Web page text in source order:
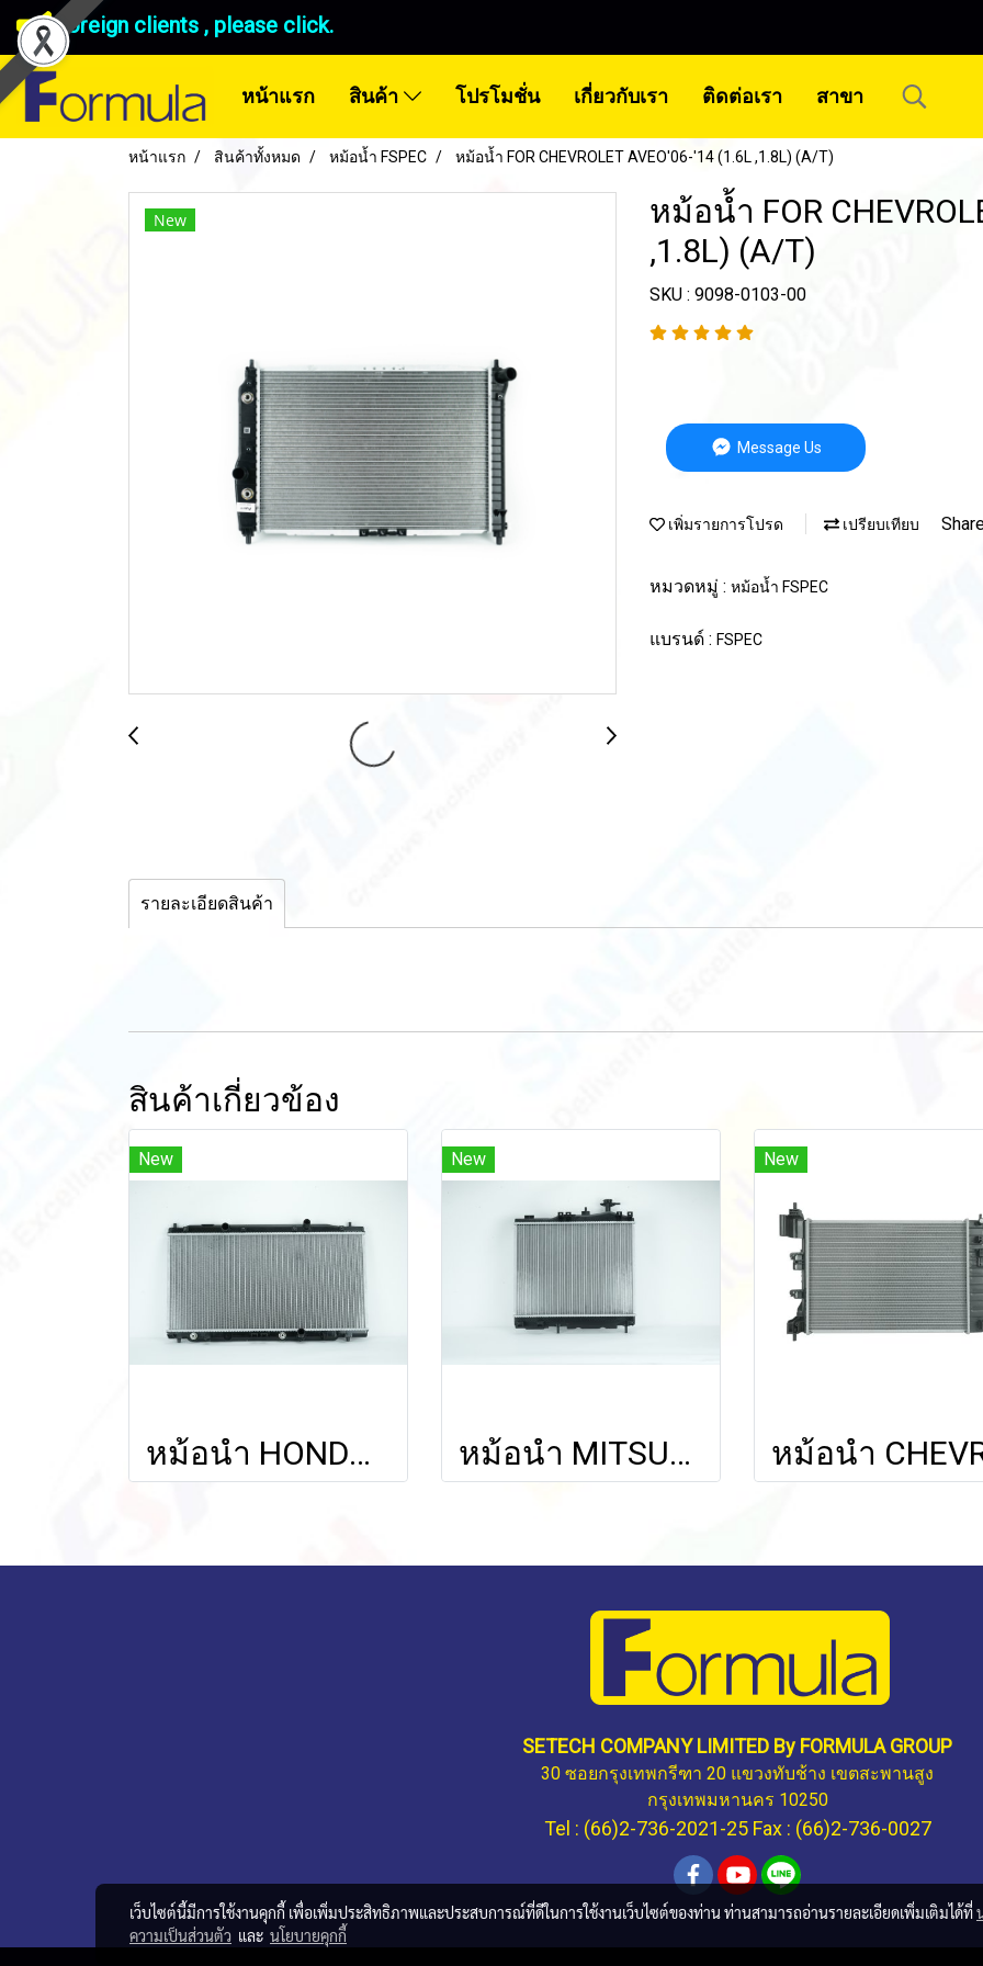
Foreign clients , please click.
หน้าแรก สินค้า โปรโมชั่น เกี่ยวกับเรา ติดต่อเรา สาขา
หน้าแรก สินค้าทั้งหมด หม้อน้ำ FSPEC หม้อน้ำ FOR CHEVROLET AVEO'06-'14 (1.6L ,1.8L) (A/T)
New
หม้อน้ำ FOR
,1.8L) (A/T)
SKU : 9098-0103-00
Message Us
เพิ่มรายการโปรด เปรียบเทียบ
หมวดหมู่ : หม้อน้ำ FSPEC
แบรนด์ : FSPEC
รายละเอียดสินค้า
สินค้าเกี่ยวข้อง
New
หม้อน้ำ HONDA FREED'10-'16 (A/T)
New
หม้อน้ำ MITSUBISHI ATTRAGE/MIRAGE'19-ON (A/T,M/T)
New
SETECH COMPANY LIMITED By FORMULA GROUP
30 ซอยกรุงเทพกรีฑา 20 แขวงทับช้าง เขตสะพานสูง
กรุงเทพมหานคร 10250
Tel : (66)2-736-2021-25 Fax : (66)2-736-0027
เว็บไซต์นี้มีการใช้งานคุกกี้ เพื่อเพิ่มประสิทธิภาพและประสบการณ์ที่ดีในการใช้งานเว็บไซต์ของท่าน ท่านสามารถอ่านรายละเอียดเพิ่มเติมได้ที่
ความเป็นส่วนตัว และ นโยบายคุกกี้